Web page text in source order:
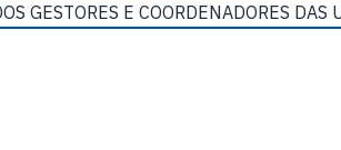
GESTORES E COORDENADORES